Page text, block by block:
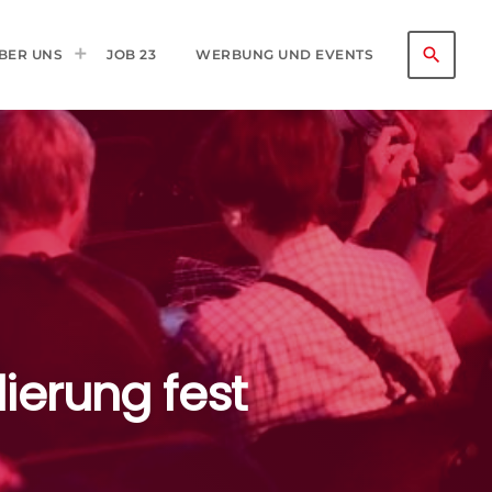
UNS JOB 23 WERBUNG UND EVENTS search
fest